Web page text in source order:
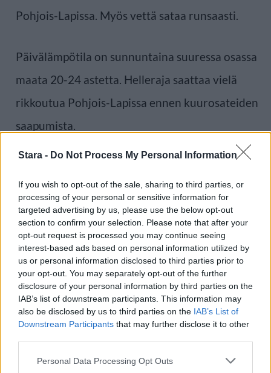
Stara - Do Not Process My Personal Information
If you wish to opt-out of the sale, sharing to third parties, or
processing of your personal or sensitive information for
targeted advertising by us, please use the below opt-out
section to confirm your selection. Please note that after your
opt-out request is processed you may continue seeing
interest-based ads based on personal information utilized by
us or personal information disclosed to third parties prior to
your opt-out. You may separately opt-out of the further
disclosure of your personal information by third parties on the
IAB’s list of downstream participants. This information may
also be disclosed by us to third parties on the IAB’s List of
Downstream Participants that may further disclose it to other
Personal Data Processing Opt Outs
Pohjois-Lapissa. Myös vettä sataa runsaasti.
Päivälämpötila on sunnuntaina suuressa osassa
maata 20-24 astetta. Helleraja saattaa vielä
rikkoutua Pohjois-Lapissa ennen kuurosateiden
saapumista.
Voit lisätä Staran Googlen ensisijaiseksi
lähteeksiklikkaamalla tästäja ruksittamalla
laatikon. Voit myös lukea lisää tähän artikkeliin
liittyvistä teemoista ja aiheista, kutenkesä
salama,ukkonentai laajemmin samasta
aihealueestaUutiset-osioistamme.
Ilmoita virheestä ·Tietoa meistä·Toimitusperiaatteet